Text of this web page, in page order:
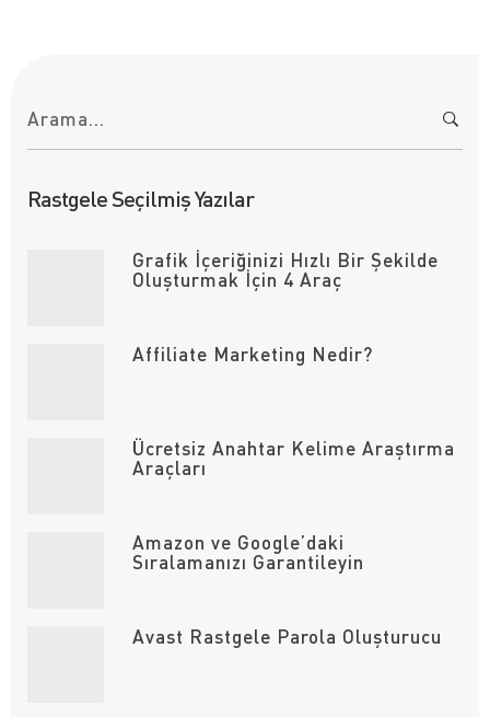
r
m
:Rastgele Seçilmiş Yazılar
Grafik İçeriğinizi Hızlı Bir Şekilde
Oluşturmak İçin 4 Araç
Affiliate Marketing Nedir?
Ücretsiz Anahtar Kelime Araştırma
Araçları
Amazon ve Google’daki
Sıralamanızı Garantileyin
Avast Rastgele Parola Oluşturucu